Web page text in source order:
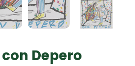
Depero